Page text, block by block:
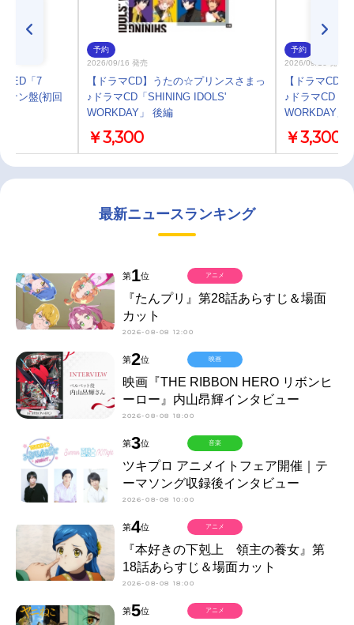
ED「7
ナン盤(初回
予約
2026/09/16 発売
【ドラマCD】うたの☆プリンスさまっ
♪ドラマCD「SHINING IDOLS'
WORKDAY」 後編
￥3,300
予約
2026/09/16 発売
【ドラマCD
♪ドラマCD「
WORKDAY」
￥3,300
最新ニュースランキング
第1位
『たんプリ』第28話あらすじ＆場面
カット
2026-08-08 12:00
アニメ
第2位
映画『THE RIBBON HERO リボンヒ
ーロー』内山昂輝インタビュー
2026-08-08 18:00
映画
第3位
ツキプロ アニメイトフェア開催｜テ
ーマソング収録後インタビュー
2026-08-08 10:00
音楽
第4位
『本好きの下剋上 領主の養女』第
18話あらすじ＆場面カット
2026-08-08 18:00
アニメ
第5位 アニメ